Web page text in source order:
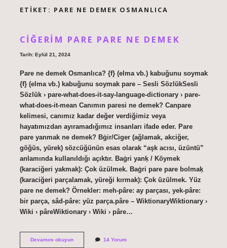
ETIKET: PARE NE DEMEK OSMANLICA
CIĞERIM PARE PARE NE DEMEK
Tarih: Eylül 21, 2024
Pare ne demek Osmanlıca? {f} (elma vb.) kabuğunu soymak
{f} (elma vb.) kabuğunu soymak pare – Sesli SözlükSesli
Sözlük › pare-what-does-it-say-language-dictionary › pare-
what-does-it-mean Canımın paresi ne demek? Canpare
kelimesi, canımız kadar değer verdiğimiz veya
hayatımızdan ayıramadığımız insanları ifade eder. Pare
pare yanmak ne demek? Bġir/Ciger (ağlamak, akciğer,
göğüs, yürek) sözcüğünün esas olarak “aşk acısı, üzüntü”
anlamında kullanıldığı açıktır. Baġri yanḳ / Köymek
(karaciğeri yakmak): Çok üzülmek. Baġri pare pare bolmaḳ
(karaciğeri parçalamak, yüreği kırmak): Çok üzülmek. Yüz
pare ne demek? Örnekler: meh-pâre: ay parçası, yek-pâre:
bir parça, sâd-pâre: yüz parça.pâre – WiktionaryWiktionary ›
Wiki › pâreWiktionary › Wiki › pâre…
Devamını okuyunCiğerim
14 Yorum